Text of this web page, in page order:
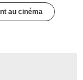
au cinéma